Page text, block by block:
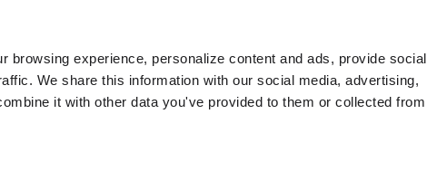
browsing experience, personalize content and ads, provide social
We share this information with our social media, advertising,
it with other data you've provided to them or collected from